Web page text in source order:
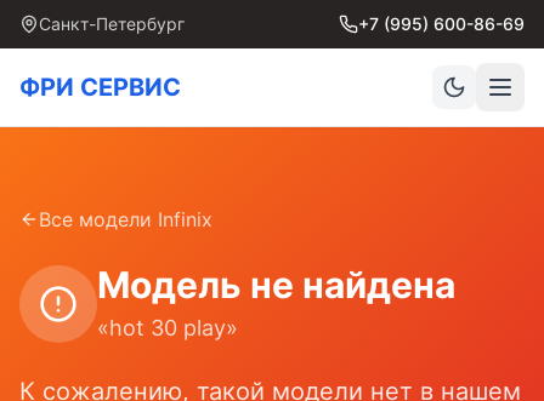
Санкт-Петербург +7 (995) 600-86-69
ФРИ СЕРВИС
Все модели Infinix
Модель не найдена
«hot 30 play»
К сожалению, такой модели нет в нашем